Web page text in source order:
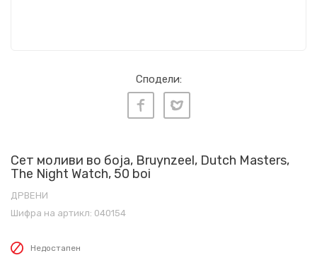
Сподели:
Сет моливи во боја, Bruynzeel, Dutch Masters,
The Night Watch, 50 boi
ДРВЕНИ
Шифра на артикл: 040154
Недостапен